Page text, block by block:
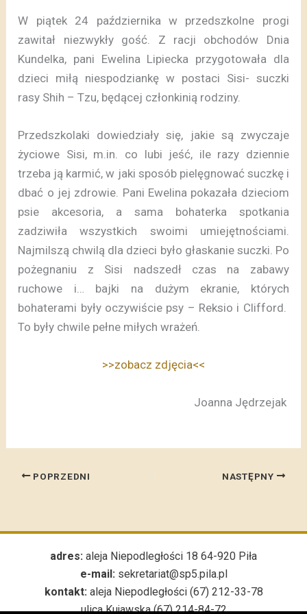
W piątek 24 października w przedszkolne progi
zawitał niezwykły gość. Z racji obchodów Dnia
Kundelka, pani Ewelina Lipiecka przygotowała dla
dzieci miłą niespodziankę w postaci Sisi- suczki
rasy Shih – Tzu, będącej członkinią rodziny.
Przedszkolaki dowiedziały się, jakie są zwyczaje
życiowe Sisi, m.in. co lubi jeść, ile razy dziennie
trzeba ją karmić, w jaki sposób pielęgnować suczkę i
dbać o jej zdrowie. Pani Ewelina pokazała dzieciom
psie akcesoria, a sama bohaterka spotkania
zadziwiła wszystkich swoimi umiejętnościami.
Najmilszą chwilą dla dzieci było głaskanie suczki. Po
pożegnaniu z Sisi nadszedł czas na zabawy
ruchowe i… bajki na dużym ekranie, których
bohaterami były oczywiście psy – Reksio i Clifford.
To były chwile pełne miłych wrażeń.
>>zobacz zdjęcia<<
Joanna Jędrzejak
POPRZEDNI NASTĘPNY
adres: aleja Niepodległości 18 64-920 Piła
e-mail: sekretariat@sp5.pila.pl
kontakt: aleja Niepodległości (67) 212-33-78
ulica Kujawska (67) 214-84-72